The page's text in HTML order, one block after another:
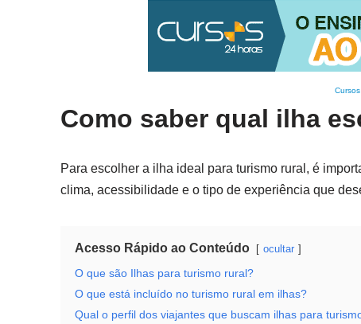
Como saber qual ilha
Para escolher a ilha ideal para turismo rural, é
clima, acessibilidade e o tipo de experiência que
Acesso Rápido ao Conteúdo ocultar
O que são Ilhas para turismo rural?
O que está incluído no turismo rural em ilhas?
Qual o perfil dos viajantes que buscam ilhas para